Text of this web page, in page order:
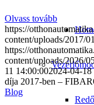
Olvass tovább
https://
content/uploads/2017/
https://
content/uploads/2026/
11 14:00:002024-04-
díja 2017-ben –
Blog